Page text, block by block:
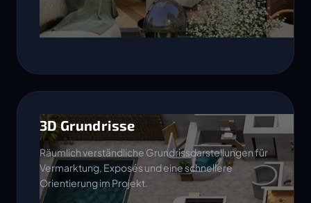
3D Grundrisse
Räumlich verständliche Grundrissdarstellungen für
Vermarktung, Exposés und eine schnellere
Orientierung im Projekt.